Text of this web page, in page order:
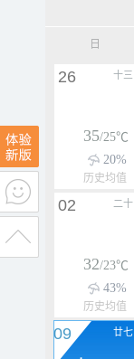
日
十三
26
35/25℃
20%
历史均值
二十
02
32/23℃
43%
历史均值
廿七
09